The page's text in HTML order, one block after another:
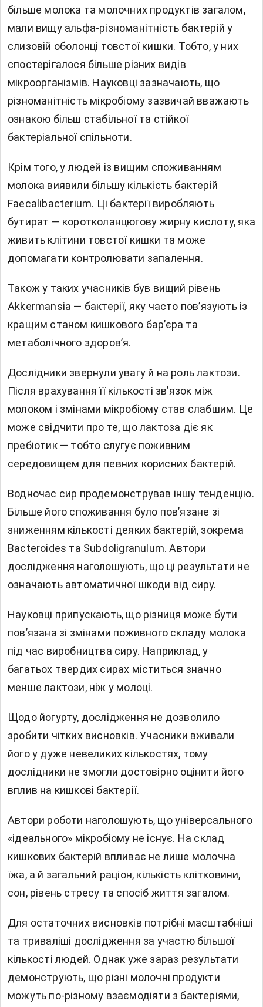
більше молока та молочних продуктів загалом,
мали вищу альфа-різноманітність бактерій у
слизовій оболонці товстої кишки. Тобто, у них
спостерігалося більше різних видів
мікроорганізмів. Науковці зазначають, що
різноманітність мікробіому зазвичай вважають
ознакою більш стабільної та стійкої
бактеріальної спільноти.
Крім того, у людей із вищим споживанням
молока виявили більшу кількість бактерій
Faecalibacterium. Ці бактерії виробляють
бутират — коротколанцюгову жирну кислоту, яка
живить клітини товстої кишки та може
допомагати контролювати запалення.
Також у таких учасників був вищий рівень
Akkermansia — бактерії, яку часто пов’язують із
кращим станом кишкового бар’єра та
метаболічного здоров’я.
Дослідники звернули увагу й на роль лактози.
Після врахування її кількості зв’язок між
молоком і змінами мікробіому став слабшим. Це
може свідчити про те, що лактоза діє як
пребіотик — тобто слугує поживним
середовищем для певних корисних бактерій.
Водночас сир продемонстрував іншу тенденцію.
Більше його споживання було пов’язане зі
зниженням кількості деяких бактерій, зокрема
Bacteroides та Subdoligranulum. Автори
дослідження наголошують, що ці результати не
означають автоматичної шкоди від сиру.
Науковці припускають, що різниця може бути
пов’язана зі змінами поживного складу молока
під час виробництва сиру. Наприклад, у
багатьох твердих сирах міститься значно
менше лактози, ніж у молоці.
Щодо йогурту, дослідження не дозволило
зробити чітких висновків. Учасники вживали
його у дуже невеликих кількостях, тому
дослідники не змогли достовірно оцінити його
вплив на кишкові бактерії.
Автори роботи наголошують, що універсального
«ідеального» мікробіому не існує. На склад
кишкових бактерій впливає не лише молочна
їжа, а й загальний раціон, кількість клітковини,
сон, рівень стресу та спосіб життя загалом.
Для остаточних висновків потрібні масштабніші
та триваліші дослідження за участю більшої
кількості людей. Однак уже зараз результати
демонструють, що різні молочні продукти
можуть по-різному взаємодіяти з бактеріями,